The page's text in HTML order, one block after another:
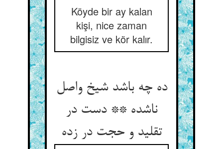
Köyde bir ay kalan
kişi, nice zaman
bilgisiz ve kör kalır.
ده چه باشد شیخ واصل
ناشده ** دست در
تقلید و حجت در زده